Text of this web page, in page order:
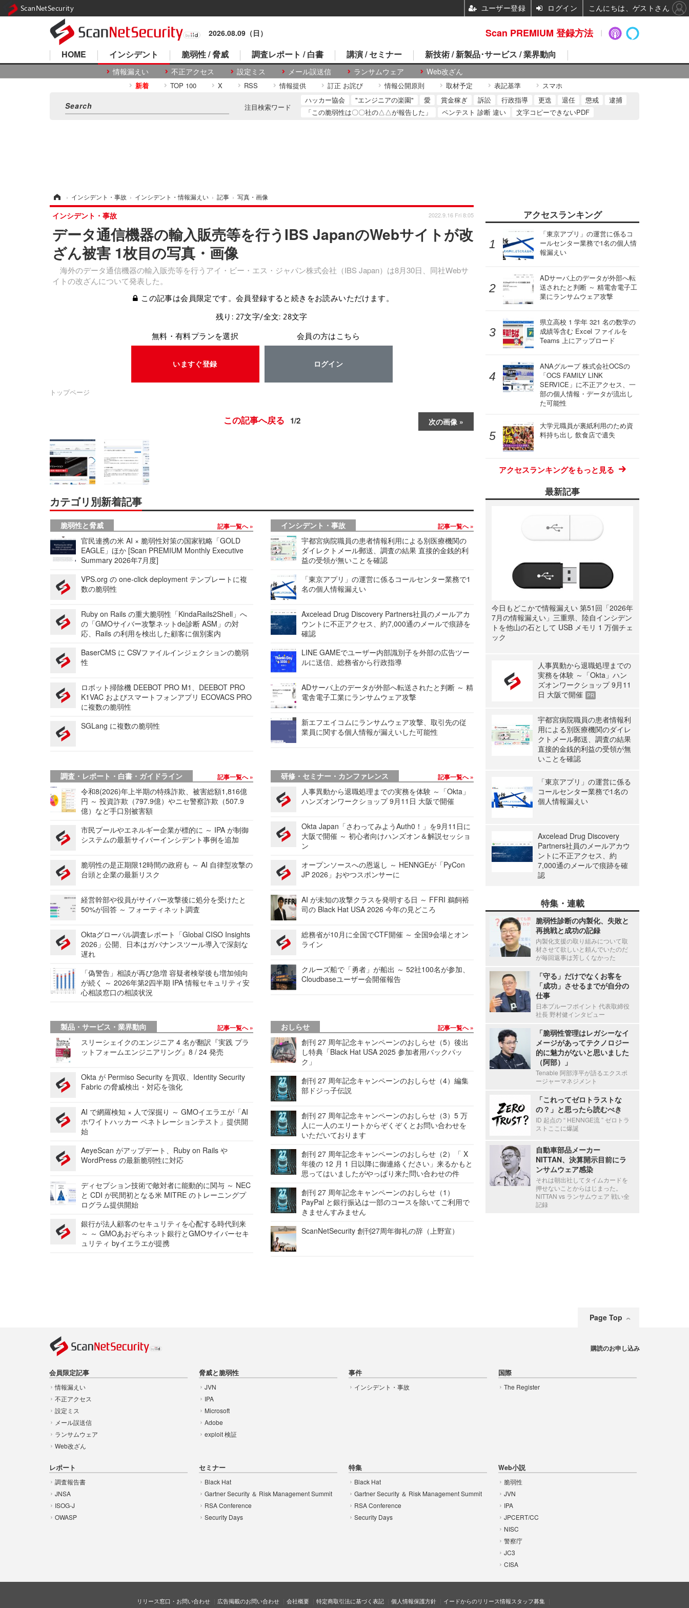
2026.08.09（日）
HOME インシデント
情報漏えい 不正アクセス 設定ミス メール誤送信 ランサムウェア Web改ざん
脆弱性 / 脅威 調査レポート / 白書 講演 / セミナー 新技術 / 新製品･サービス / 業界動向
新着 TOP 100 X RSS 情報提供 訂正 お詫び 情報公開原則 取材予定 表記基準 スマホ
注目検索ワード
ハッカー協会 "エンジニアの楽園" 愛 賞金稼ぎ 訴訟 行政指導 更迭 退任 懲戒
逮捕
「この脆弱性は〇〇社の△△が報告した」
ペンテスト 診断 違い 文字コピーできないPDF
› インシデント・事故 › インシデント・情報漏えい › 記事 › 写真・画像
データ通信機器の輸入販売等を行うIBS JapanのWebサイトが改
ざん被害 1枚目の写真・画像
海外のデータ通信機器の輸入販売等を行うアイ・ビー・エス・ジャパン株式会社（IBS Japan）は8月30日、同社Webサ
イトの改ざんについて発表した。
インシデント・事故 2022.9.16 Fri 8:05
この記事は会員限定です。会員登録すると続きをお読みいただけます。
残り: 27文字/全文: 28文字
無料・有料プランを選択
いますぐ登録
会員の方はこちら
ログイン
トップページ
次の画像
この記事へ戻る 1/2
カテゴリ別新着記事
脆弱性と脅威 記事一覧へ
官民連携の米 AI × 脆弱性対策の国家戦略「GOLD
EAGLE」ほか [Scan PREMIUM Monthly Executive
Summary 2026年7月度]
VPS.org の one-click deployment テンプレートに複
数の脆弱性
Ruby on Rails の重大脆弱性「KindaRails2Shell」へ
の「GMOサイバー攻撃ネットde診断 ASM」の対
応、Rails の利用を検出した顧客に個別案内
BaserCMS に CSVファイルインジェクションの脆弱
性
ロボット掃除機 DEEBOT PRO M1、DEEBOT PRO
K1VAC およびスマートフォンアプリ ECOVACS PRO
に複数の脆弱性
SGLang に複数の脆弱性
インシデント・事故 記事一覧へ
宇都宮病院職員の患者情報利用による別医療機関の
ダイレクトメール郵送、調査の結果 直接的金銭的利
益の受領が無いことを確認
「東京アプリ」の運営に係るコールセンター業務で1
名の個人情報漏えい
Axcelead Drug Discovery Partners社員のメールアカ
ウントに不正アクセス、約7,000通のメールで痕跡を
確認
LINE GAMEでユーザー内部識別子を外部の広告ツー
ルに送信、総務省から行政指導
ADサーバ上のデータが外部へ転送されたと判断 ～ 精
電舎電子工業にランサムウェア攻撃
新エフエイコムにランサムウェア攻撃、取引先の従
業員に関する個人情報が漏えいした可能性
調査・レポート・白書・ガイドライン 記事一覧へ
令和8(2026)年上半期の特殊詐欺、被害総額1,816億
円 ～ 投資詐欺（797.9億）やニセ警察詐欺（507.9
億）など手口別被害額
市民プールやエネルギー企業が標的に ～ IPA が制御
システムの最新サイバーインシデント事例を追加
脆弱性の是正期限12時間の政府も ～ AI 自律型攻撃の
台頭と企業の最新リスク
経営幹部や役員がサイバー攻撃後に処分を受けたと
50%が回答 ～ フォーティネット調査
Oktaグローバル調査レポート「Global CISO Insights
2026」公開、日本はガバナンスツール導入で深刻な
遅れ
「偽警告」相談が再び急増 容疑者検挙後も増加傾向
が続く ～ 2026年第2四半期 IPA 情報セキュリティ安
心相談窓口の相談状況
研修・セミナー・カンファレンス 記事一覧へ
人事異動から退職処理までの実務を体験 ～「Okta」
ハンズオンワークショップ 9月11日 大阪で開催
Okta Japan「さわってみようAuth0！」を9月11日に
大阪で開催 ～ 初心者向けハンズオン＆解説セッショ
ン
オープンソースへの恩返し ～ HENNGEが「PyCon
JP 2026」おやつスポンサーに
AI が未知の攻撃クラスを発明する日 ～ FFRI 鵜飼裕
司の Black Hat USA 2026 今年の見どころ
総務省が10月に全国でCTF開催 ～ 全国9会場とオン
ライン
クルーズ船で「勇者」が船出 ～ 52社100名が参加、
Cloudbaseユーザー会開催報告
製品・サービス・業界動向 記事一覧へ
スリーシェイクのエンジニア 4 名が翻訳『実践 プラ
ットフォームエンジニアリング』8 / 24 発売
Okta が Permiso Security を買収、Identity Security
Fabric の脅威検出・対応を強化
AI で網羅検知 × 人で深掘り ～ GMOイエラエが「AI
ホワイトハッカー ペネトレーションテスト」提供開
始
AeyeScan がアップデート、Ruby on Rails や
WordPress の最新脆弱性に対応
ディセプション技術で敵対者に能動的に関与 ～ NEC
と CDI が民間初となる米 MITRE のトレーニングプ
ログラム提供開始
銀行が法人顧客のセキュリティを心配する時代到来
～ ～ GMOあおぞらネット銀行とGMOサイバーセキ
ュリティ byイエラエが提携
おしらせ 記事一覧へ
創刊 27 周年記念キャンペーンのおしらせ（5）後出
し特典「Black Hat USA 2025 参加者用バックパッ
ク」
創刊 27 周年記念キャンペーンのおしらせ（4）編集
部ドジっ子伝説
創刊 27 周年記念キャンペーンのおしらせ（3）5 万
人に一人のエリートからぞくぞくとお問い合わせを
いただいております
創刊 27 周年記念キャンペーンのおしらせ（2）「 X
年後の 12 月 1 日以降に御連絡ください」来るかもと
思ってはいましたがやっぱり来た問い合わせの件
創刊 27 周年記念キャンペーンのおしらせ（1）
PayPal と銀行振込は一部のコースを除いてご利用で
きませんすみません
ScanNetSecurity 創刊27周年御礼の辞（上野宣）
アクセスランキング
「東京アプリ」の運営に係るコ
ールセンター業務で1名の個人情
報漏えい
ADサーバ上のデータが外部へ転
送されたと判断 ～ 精電舎電子工
業にランサムウェア攻撃
県立高校 1 学年 321 名の数学の
成績等含む Excel ファイルを
Teams 上にアップロード
ANAグループ 株式会社OCSの
「OCS FAMILY LINK
SERVICE」に不正アクセス、一
部の個人情報・データが流出し
た可能性
大学元職員が裏紙利用のため資
料持ち出し 飲食店で遺失
アクセスランキングをもっと見る
最新記事
今日もどこかで情報漏えい 第51回「2026年
7月の情報漏えい」三重県、陸自インシデン
トを他山の石として USB メモリ 1 万個チェ
ック
人事異動から退職処理までの
実務を体験 ～「Okta」ハン
ズオンワークショップ 9月11
日 大阪で開催
PR
宇都宮病院職員の患者情報利
用による別医療機関のダイレ
クトメール郵送、調査の結果
直接的金銭的利益の受領が無
いことを確認
「東京アプリ」の運営に係る
コールセンター業務で1名の
個人情報漏えい
Axcelead Drug Discovery
Partners社員のメールアカウ
ントに不正アクセス、約
7,000通のメールで痕跡を確
認
特集・連載
脆弱性診断の内製化、失敗と
再挑戦と成功の記録
内製化支援の取り組みについて取
材させて欲しいと頼んでいたのだ
が毎回返事は芳しくなかった
「守る」だけでなくお客を
「成功」させるまでが自分の
仕事
日本プルーフポイント 代表取締役
社長 野村健インタビュー
「脆弱性管理はレガシーなイ
メージがあってテクノロジー
的に魅力がないと思いました
（阿部）」
Tenable 阿部淳平が語るエクスポ
ージャーマネジメント
「これってゼロトラストな
の？」と思ったら読むべき
ID 起点の “ HENNGE流 ” ゼロトラ
ストここに爆誕
自動車部品メーカー
NITTAN、決算開示目前にラ
ンサムウェア感染
それは朝出社してタイムカードを
押せないことからはじまった。
NITTAN vs ランサムウェア 戦い全
記録
Page Top
会員限定記事
情報漏えい
不正アクセス
設定ミス
メール誤送信
ランサムウェア
Web改ざん
脅威と脆弱性
JVN
IPA
Microsoft
Adobe
exploit 検証
事件
インシデント・事故
国際
The Register
レポート
調査報告書
JNSA
ISOG-J
OWASP
セミナー
Black Hat
Gartner Security ＆ Risk Management Summit
RSA Conference
Security Days
特集
Black Hat
Gartner Security ＆ Risk Management Summit
RSA Conference
Security Days
Web小説
脆弱性
JVN
IPA
JPCERT/CC
NISC
警察庁
JC3
CISA
購読のお申し込み
リリース窓口・お問い合わせ 広告掲載のお問い合わせ 会社概要 特定商取引法に基づく表記 個人情報保護方針 イードからのリリース情報スタッフ募集
Scan PREMIUM 登録方法
ScanNetSecurity ユーザー登録 ログイン こんにちは、ゲストさん